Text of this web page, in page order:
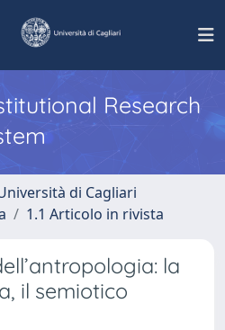
Research
di Cagliari
1.1 Articolo in rivista
la
il semiotico